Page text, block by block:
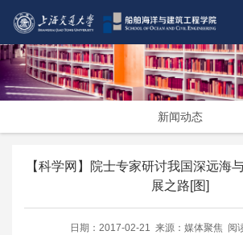
新闻动态
【科学网】院士专家研讨我国深远海
展之路[图]
日期：2017-02-21 来源：媒体聚焦 阅